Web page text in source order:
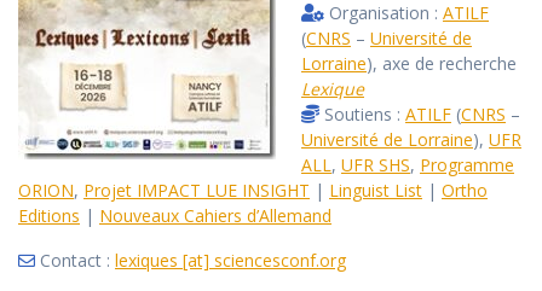
Organisation : ATILF
(CNRS – Université de
Lorraine), axe de recherche
Lexique
Soutiens : ATILF (CNRS –
Université de Lorraine), UFR
ALL, UFR SHS, Programme
ORION, Projet IMPACT LUE INSIGHT | Linguist List | Ortho
Editions | Nouveaux Cahiers d’Allemand
Contact : lexiques [at] sciencesconf.org